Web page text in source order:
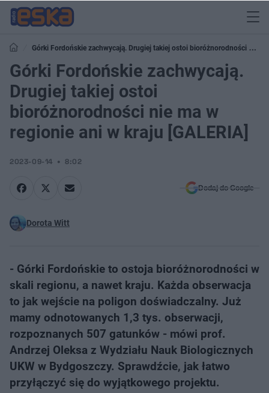
Górki Fordońskie zachwycają. Drugiej takiej ostoi bioróżnorodności nie
ma w regionie ani w kraju [GALERIA]
Górki Fordońskie zachwycają.
Drugiej takiej ostoi
bioróżnorodności nie ma w
regionie ani w kraju [GALERIA]
2023-09-14 8:02
Dodaj do Google
Dorota Witt
- Górki Fordońskie to ostoja bioróżnorodności w
skali regionu, a nawet kraju. Każda obserwacja
to jak wejście na poligon doświadczalny. Już
mamy odnotowanych 1,3 tys. obserwacji,
rozpoznanych 507 gatunków - mówi prof.
Andrzej Oleksa z Wydziału Nauk Biologicznych
UKW w Bydgoszczy. Sprawdźcie, jak łatwo
przyłączyć się do wyjątkowego projektu.